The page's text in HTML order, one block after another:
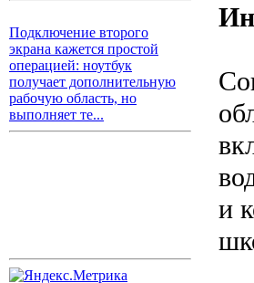
Подключение второго
экрана кажется простой
операцией: ноутбук
получает дополнительную
рабочую область, но
выполняет те...
и